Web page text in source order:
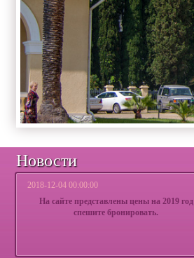
Новости
2018-12-04 00:00:00
На сайте представлены цены на 2019 год
спешите бронировать.